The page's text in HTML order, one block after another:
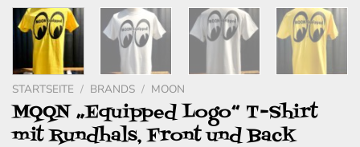
STARTSEITE / BRANDS / MOON
MQQN „Equipped Logo“ T-Shirt
mit Rundhals, Front und Back